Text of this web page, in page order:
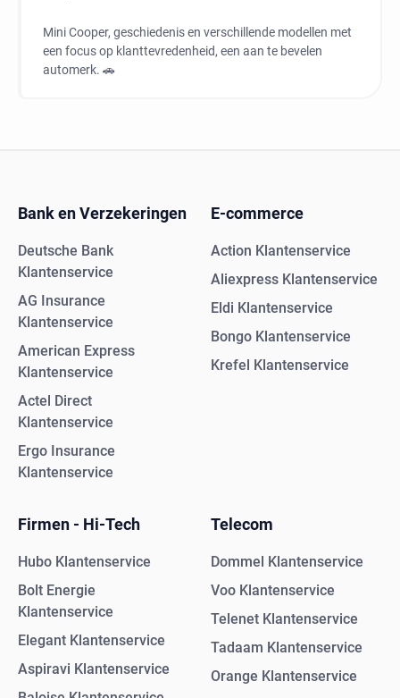
Mini Cooper, geschiedenis en verschillende modellen met
een focus op klanttevredenheid, een aan te bevelen
automerk. 🚗
Bank en Verzekeringen
Deutsche Bank
Klantenservice
AG Insurance
Klantenservice
American Express
Klantenservice
Actel Direct
Klantenservice
Ergo Insurance
Klantenservice
E-commerce
Action Klantenservice
Aliexpress Klantenservice
Eldi Klantenservice
Bongo Klantenservice
Krefel Klantenservice
Firmen - Hi-Tech
Hubo Klantenservice
Bolt Energie
Klantenservice
Elegant Klantenservice
Aspiravi Klantenservice
Telecom
Dommel Klantenservice
Voo Klantenservice
Telenet Klantenservice
Tadaam Klantenservice
Orange Klantenservice